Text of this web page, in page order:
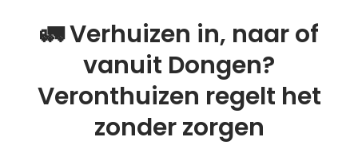
🚛 Verhuizen in, naar of
vanuit Dongen?
Veronthuizen regelt het
zonder zorgen